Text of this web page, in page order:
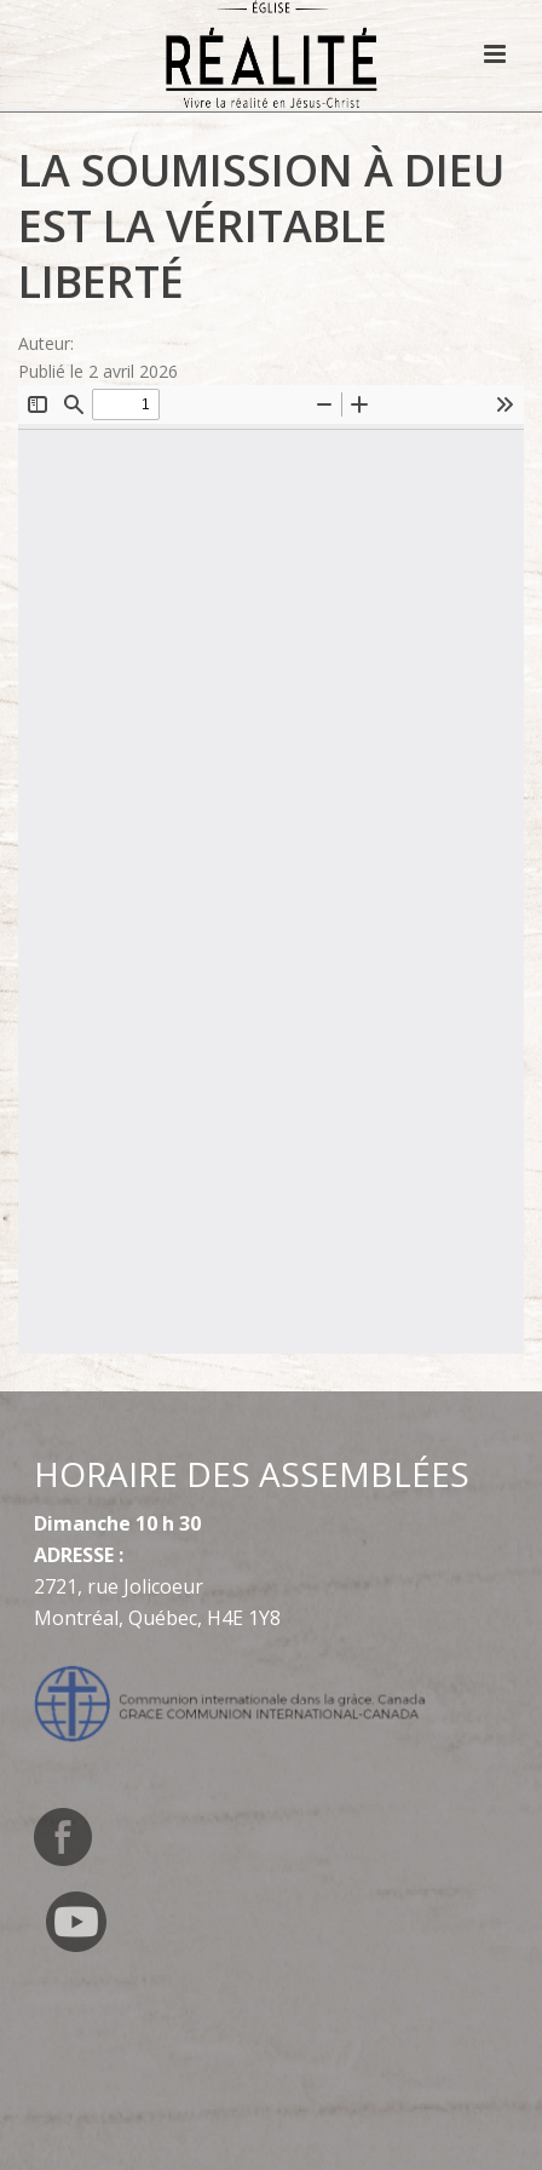
LA SOUMISSION À DIEU
EST LA VÉRITABLE
LIBERTÉ
Auteur:
Publié le 2 avril 2026
HORAIRE DES ASSEMBLÉES
Dimanche 10 h 30
ADRESSE :
2721, rue Jolicoeur
Montréal, Québec, H4E 1Y8